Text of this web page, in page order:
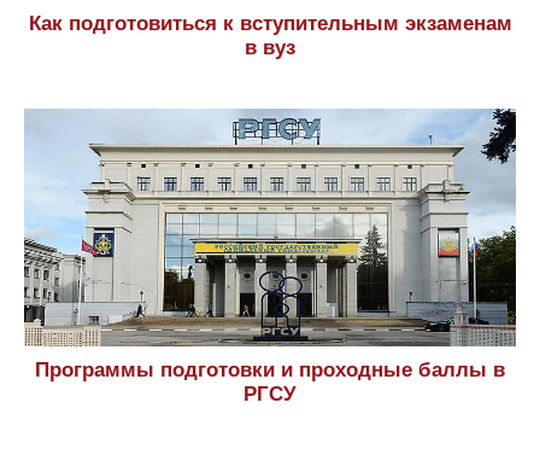
Как подготовиться к вступительным экзаменам
в вуз
Программы подготовки и проходные баллы в
РГСУ